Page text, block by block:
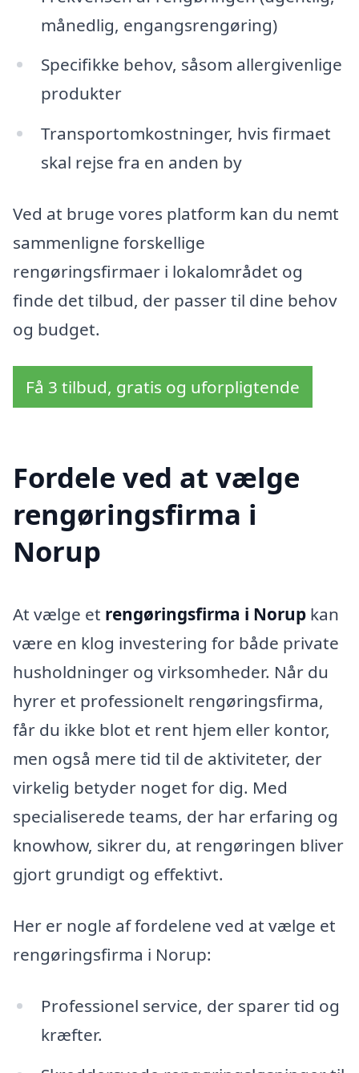
månedlig, engangsrengøring)
Specifikke behov, såsom allergivenlige
produkter
Transportomkostninger, hvis firmaet
skal rejse fra en anden by
Ved at bruge vores platform kan du nemt
sammenligne forskellige
rengøringsfirmaer i lokalområdet og
finde det tilbud, der passer til dine behov
og budget.
Få 3 tilbud, gratis og uforpligtende
Fordele ved at vælge
rengøringsfirma i
Norup
At vælge et rengøringsfirma i Norup kan
være en klog investering for både private
husholdninger og virksomheder. Når du
hyrer et professionelt rengøringsfirma,
får du ikke blot et rent hjem eller kontor,
men også mere tid til de aktiviteter, der
virkelig betyder noget for dig. Med
specialiserede teams, der har erfaring og
knowhow, sikrer du, at rengøringen bliver
gjort grundigt og effektivt.
Her er nogle af fordelene ved at vælge et
rengøringsfirma i Norup:
Professionel service, der sparer tid og
kræfter.